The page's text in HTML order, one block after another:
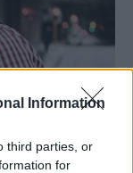
Information
third parties, or
for